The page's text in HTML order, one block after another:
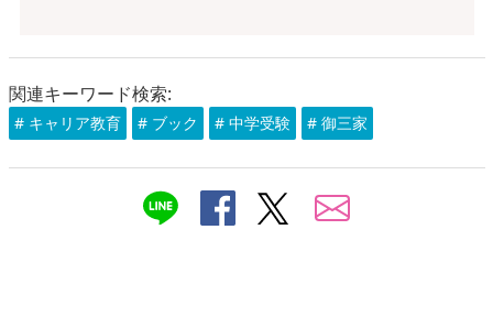
関連キーワード検索:
# キャリア教育 # ブック # 中学受験 # 御三家